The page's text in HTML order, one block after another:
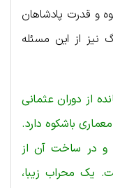
و قدرت پادشاهان
نیز از این مسئله
از دوران عثمانی
باشکوه دارد.
به سال ۱۵۰۶ است و در ساخت آن از
یک محراب زیبا،